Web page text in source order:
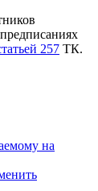
257 ТК.
на